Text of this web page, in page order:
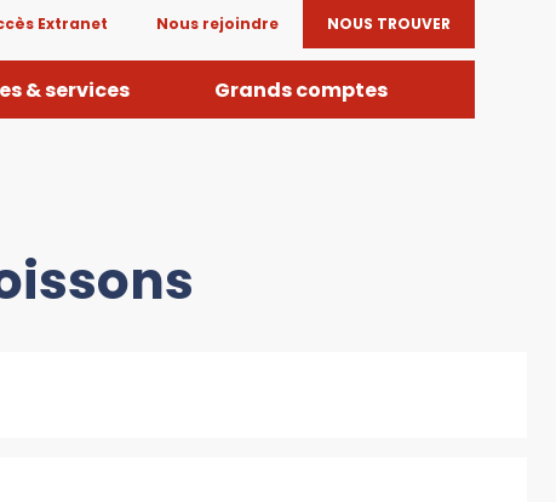
Extranet Nous rejoindre NOUS TROUVER
& services Grands comptes